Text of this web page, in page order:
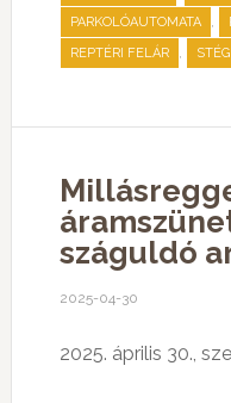
PARKOLÓAUTOMATA ,
REPTÉRI FELÁR , STÉG
száguldó
2025-04-30
2025. április 30.,